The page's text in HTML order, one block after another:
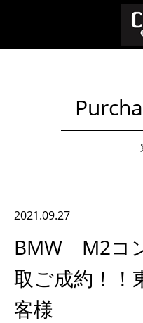
2021.09.27
BMW M2コ
取ご成約！！
客様